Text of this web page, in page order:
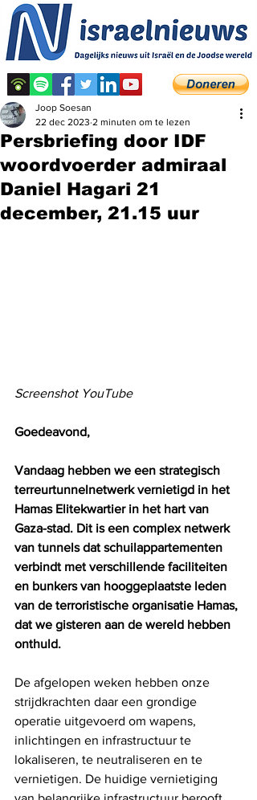
Persbriefing door IDF
woordvoerder admiraal
Daniel Hagari 21
december, 21.15 uur
Joop Soesan
22 dec 2023 2 minuten om te lezen
Screenshot YouTube
Goedeavond,
Vandaag hebben we een strategisch
terreurtunnelnetwerk vernietigd in het
Hamas Elitekwartier in het hart van
Gaza-stad. Dit is een complex netwerk
van tunnels dat schuilappartementen
verbindt met verschillende faciliteiten
en bunkers van hooggeplaatste leden
van de terroristische organisatie Hamas,
dat we gisteren aan de wereld hebben
onthuld.
De afgelopen weken hebben onze
strijdkrachten daar een grondige
operatie uitgevoerd om wapens,
inlichtingen en infrastructuur te
lokaliseren, te neutraliseren en te
vernietigen. De huidige vernietiging